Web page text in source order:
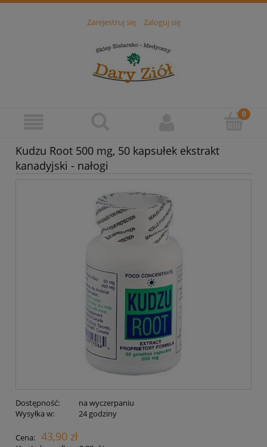
Zarejestruj się Zaloguj się
Kudzu Root 500 mg, 50 kapsułek ekstrakt
kanadyjski - nałogi
Dostępność:
na wyczerpaniu
Wysyłka w:
24 godziny
Cena: 43,90 zł